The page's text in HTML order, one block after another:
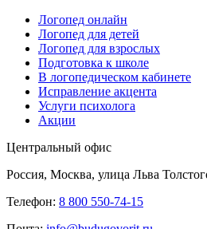
Логопед онлайн
Логопед для детей
Логопед для взрослых
Подготовка к школе
В логопедическом кабинете
Исправление акцента
Услуги психолога
Акции
Центральный офис
Россия, Москва, улица Льва
Телефон: 8 800 550-74-15